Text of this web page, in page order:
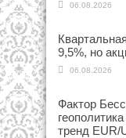
06.08.2026
9,5%, но
06.08.2026
Фактор
тренд EUR/